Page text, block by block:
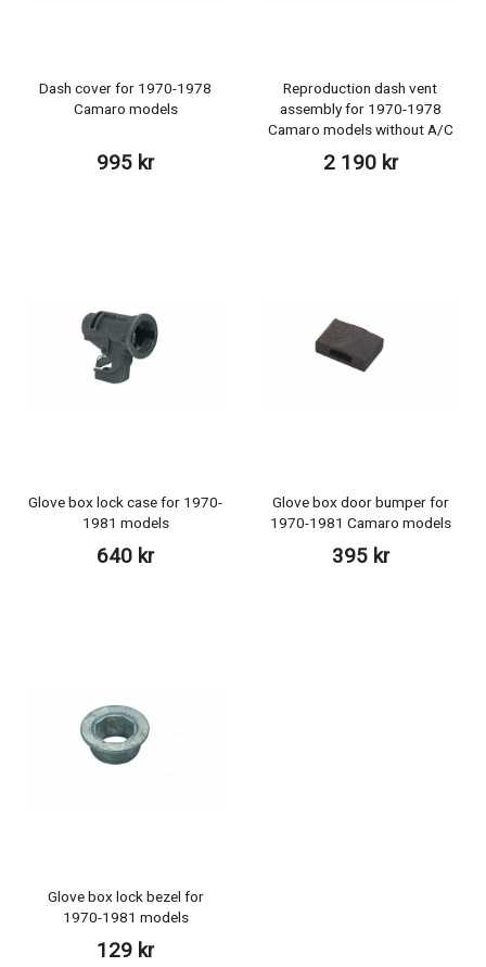
Dash cover for 1970-1978
Camaro models
995 kr
Reproduction dash vent
assembly for 1970-1978
Camaro models without A/C
2 190 kr
Glove box lock case for 1970-
1981 models
640 kr
Glove box door bumper for
1970-1981 Camaro models
395 kr
Glove box lock bezel for
1970-1981 models
129 kr